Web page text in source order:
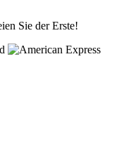
Sie der Erste!